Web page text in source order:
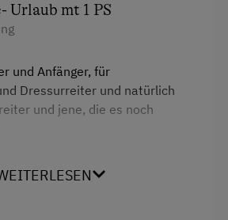
Urlaub mt 1 PS
und Anfänger, für
Dressurreiter und natürlich
und jene, die es noch